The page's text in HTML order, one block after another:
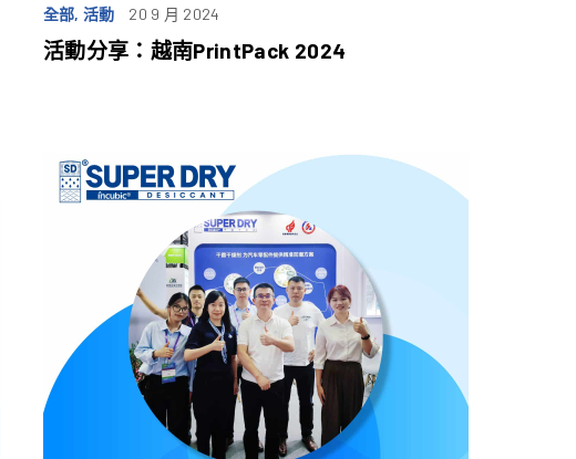
全部, 活動 20 9 月 2024
活動分享：越南PrintPack 2024